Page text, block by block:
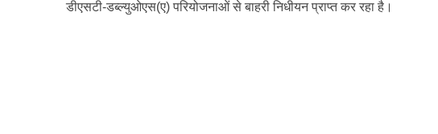
डीएसटी-डब्ल्युओएस(ए) परियोजनाओं से बाहरी निधीयन प्राप्त कर रहा है।